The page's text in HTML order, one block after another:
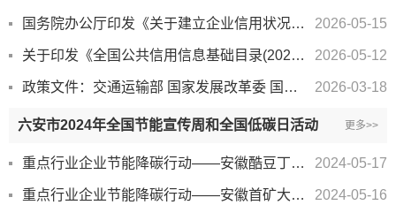
国务院办公厅印发《关于建立企业信用状况综合评价体系的实施方案》的通知 2026-05-15
关于印发《全国公共信用信息基础目录(2026年版)》和《全国失信惩戒措施基础清单(2026年版)》的... 2026-05-12
政策文件：交通运输部 国家发展改革委 国家铁路局 中国民用航空局 国家邮政局关于健全交通运输... 2026-03-18
六安市2024年全国节能宣传周和全国低碳日活动 更多>>
重点行业企业节能降碳行动——安徽酷豆丁科技发展股份有限公司 2024-05-17
重点行业企业节能降碳行动——安徽首矿大昌金属材料有限公司 2024-05-16